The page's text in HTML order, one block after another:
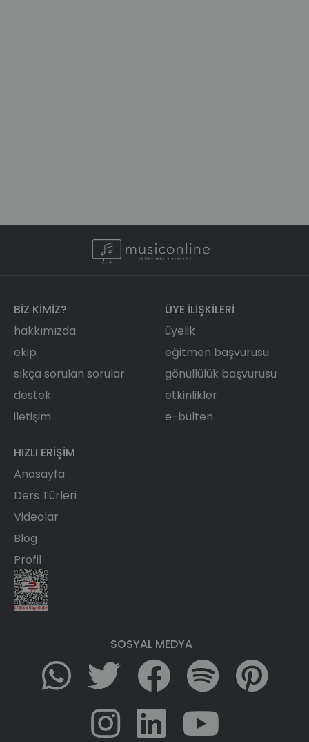
BIZ KIMIZ?
hakkımızda
ekip
sıkça sorulan sorular
destek
iletişim
ÜYE ILIŞKILERI
üyelik
eğitmen başvurusu
gönüllülük başvurusu
etkinlikler
e-bülten
HIZLI ERIŞIM
Anasayfa
Ders Türleri
Videolar
Blog
Profil
SOSYAL MEDYA